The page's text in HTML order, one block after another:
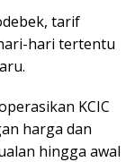
tarif
hari tertentu
KCIC
harga dan
hingga awal